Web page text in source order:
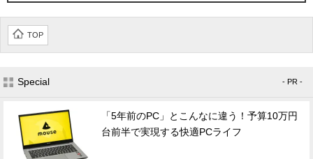
TOP
Special - PR -
「5年前のPC」とこんなに違う！予算10万円
台前半で実現する快適PCライフ